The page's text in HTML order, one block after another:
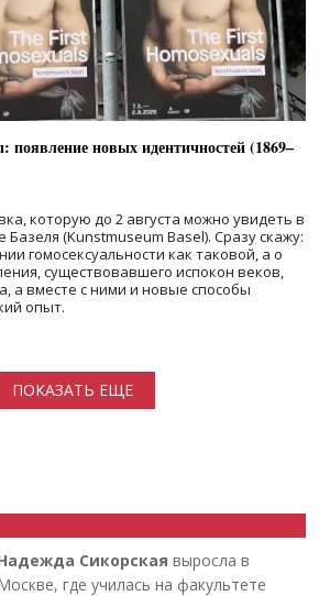
появление новых идентичностей (1869–
которую до 2 августа можно увидеть в
(Kunstmuseum Basel). Сразу скажу:
гомосексуальности как таковой, а о
существовавшего испокон веков,
а вместе с ними и новые способы
опыт.
ПОКАЗАТЬ ЕЩЕ
Сикорская выросла в
где училась на факультете